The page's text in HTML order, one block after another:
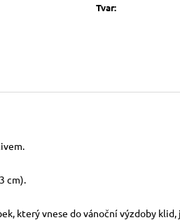
Tvar:
cm).
který vnese do vánoční výzdoby